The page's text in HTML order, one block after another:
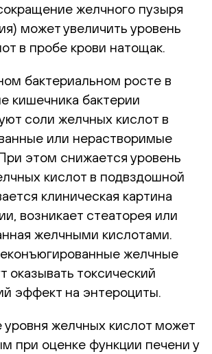
желчного пузыря
может увеличить уровень
в пробе крови натощак.
бактериальном росте в
кишечника бактерии
соли желчных кислот в
или нерастворимые
этом снижается уровень
кислот в подвздошной
клиническая картина
возникает стеаторея или
желчными кислотами.
желчные
оказывать токсический
эффект на энтероциты.
желчных кислот может
при оценке функции печени у